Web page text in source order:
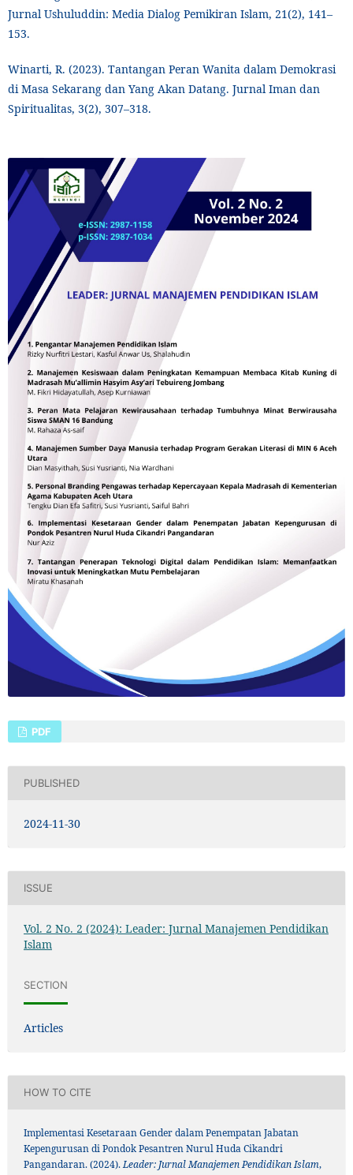
Jurnal Ushuluddin: Media Dialog Pemikiran Islam, 21(2), 141–
153.
Winarti, R. (2023). Tantangan Peran Wanita dalam Demokrasi
di Masa Sekarang dan Yang Akan Datang. Jurnal Iman dan
Spiritualitas, 3(2), 307–318.
PDF
PUBLISHED
2024-11-30
ISSUE
Vol. 2 No. 2 (2024): Leader: Jurnal Manajemen Pendidikan
Islam
SECTION
Articles
HOW TO CITE
Implementasi Kesetaraan Gender dalam Penempatan Jabatan
Kepengurusan di Pondok Pesantren Nurul Huda Cikandri
Pangandaran. (2024).Leader: Jurnal Manajemen Pendidikan Islam,